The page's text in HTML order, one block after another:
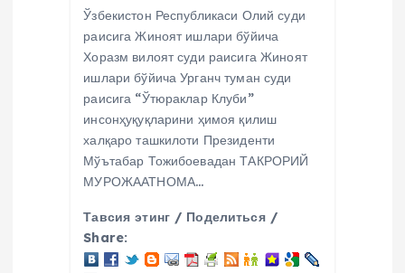
Ўзбекистон Республикаси Олий суди
раисига Жиноят ишлари бўйича
Хоразм вилоят суди раисига Жиноят
ишлари бўйича Урганч туман суди
раисига “Ўтюраклар Клуби”
инсонҳуқуқларини ҳимоя қилиш
халқаро ташкилоти Президенти
Мўътабар Тожибоевадан ТАКРОРИЙ
МУРОЖААТНОМА…
Тавсия этинг / Поделиться /
Share: